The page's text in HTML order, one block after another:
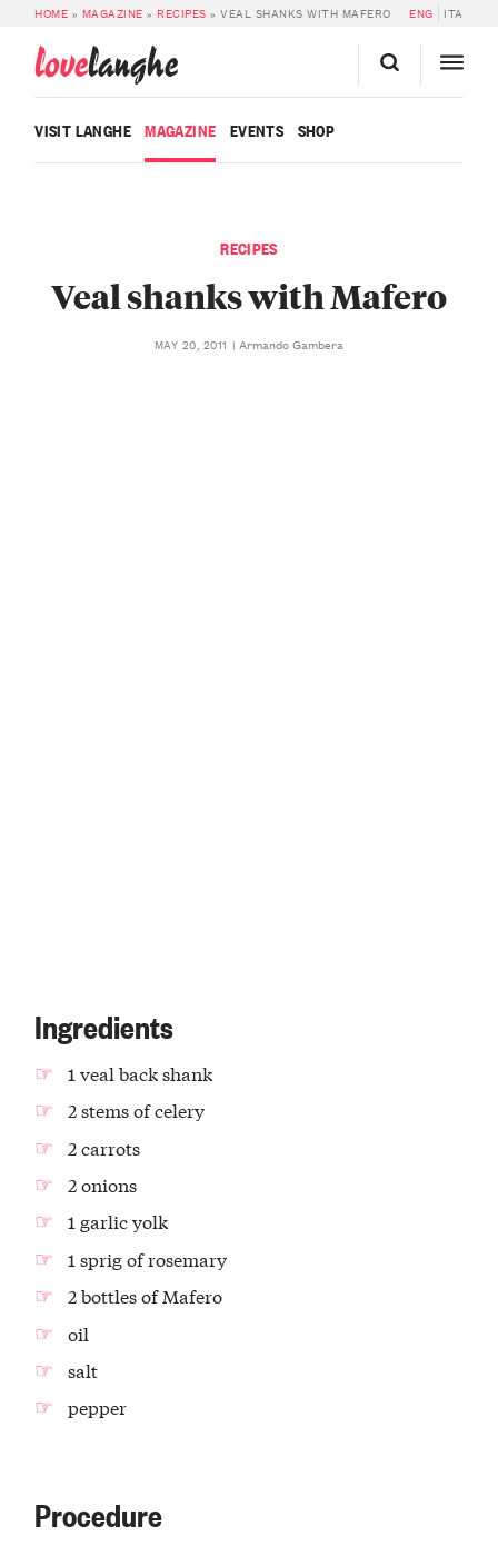
HOME » MAGAZINE »RECIPES »VEAL SHANKS WITH MAFERO ENG ITA
lovelanghe
VISIT LANGHE MAGAZINE EVENTS SHOP
RECIPES
Veal shanks with Mafero
MAY 20, 2011 Armando Gambera
Ingredients
1 veal back shank
2 stems of celery
2 carrots
2 onions
1 garlic yolk
1 sprig of rosemary
2 bottles of Mafero
oil
salt
pepper
Procedure